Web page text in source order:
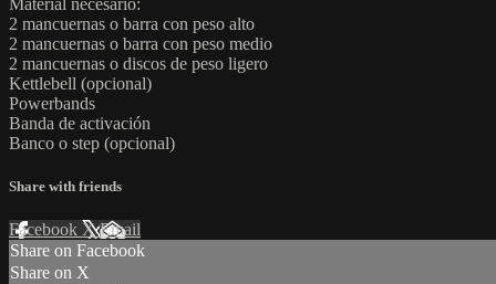
Material necesario:
2 mancuernas o barra con peso alto
2 mancuernas o barra con peso medio
2 mancuernas o discos de peso ligero
Kettlebell (opcional)
Powerbands
Banda de activación
Banco o step (opcional)
Share with friends
Facebook XEmail
Share on Facebook
Share on X